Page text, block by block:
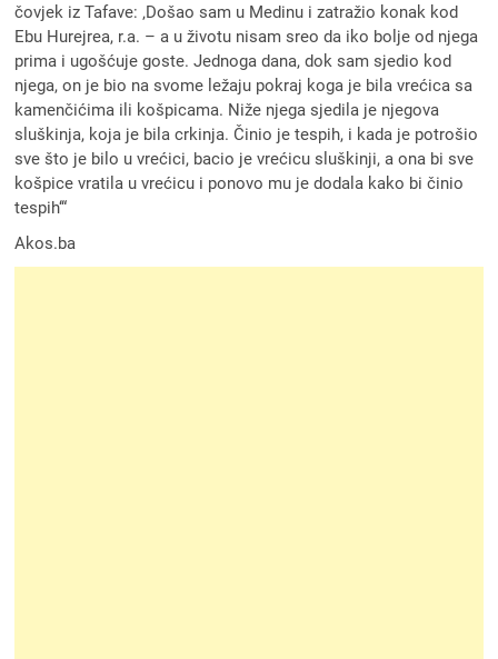
čovjek iz Tafave: ‚Došao sam u Medinu i zatražio konak kod
Ebu Hurejrea, r.a. – a u životu nisam sreo da iko bolje od njega
prima i ugošćuje goste. Jednoga dana, dok sam sjedio kod
njega, on je bio na svome ležaju pokraj koga je bila vrećica sa
kamenčićima ili košpicama. Niže njega sjedila je njegova
sluškinja, koja je bila crkinja. Činio je tespih, i kada je potrošio
sve što je bilo u vrećici, bacio je vrećicu sluškinji, a ona bi sve
košpice vratila u vrećicu i ponovo mu je dodala kako bi činio
tespih‘“
Akos.ba